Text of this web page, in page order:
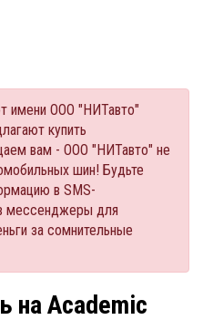
имени ООО "НИТавто"
купить
вам - ООО "НИТавто" не
шин! Будьте
в SMS-
мессенджеры для
за сомнительные
на Academic